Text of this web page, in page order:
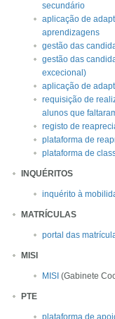
secundário
aplicação de
aprendizagens
gestão das
gestão das
excecional)
aplicação de
requisição de
alunos que
registo de
plataforma de
plataforma de
INQUÉRITOS
inquérito à
MATRÍCULAS
portal das
MISI
MISI (Gabinete
PTE
plataforma de